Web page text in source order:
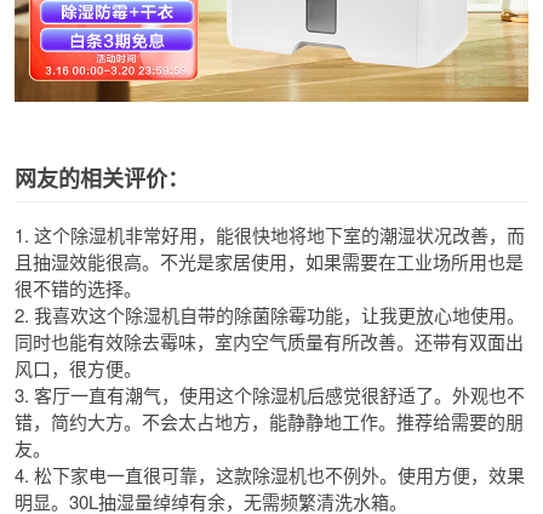
网友的相关评价：
1. 这个除湿机非常好用，能很快地将地下室的潮湿状况改善，而
且抽湿效能很高。不光是家居使用，如果需要在工业场所用也是
很不错的选择。
2. 我喜欢这个除湿机自带的除菌除霉功能，让我更放心地使用。
同时也能有效除去霉味，室内空气质量有所改善。还带有双面出
风口，很方便。
3. 客厅一直有潮气，使用这个除湿机后感觉很舒适了。外观也不
错，简约大方。不会太占地方，能静静地工作。推荐给需要的朋
友。
4. 松下家电一直很可靠，这款除湿机也不例外。使用方便，效果
明显。30L抽湿量绰绰有余，无需频繁清洗水箱。